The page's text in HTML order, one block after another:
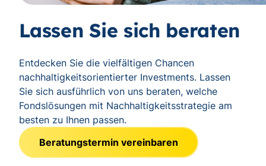
Lassen Sie sich beraten
Entdecken Sie die vielfältigen Chancen
nachhaltigkeitsorientierter Investments. Lassen
Sie sich ausführlich von uns beraten, welche
Fondslösungen mit Nachhaltigkeitsstrategie am
besten zu Ihnen passen.
Beratungstermin vereinbaren